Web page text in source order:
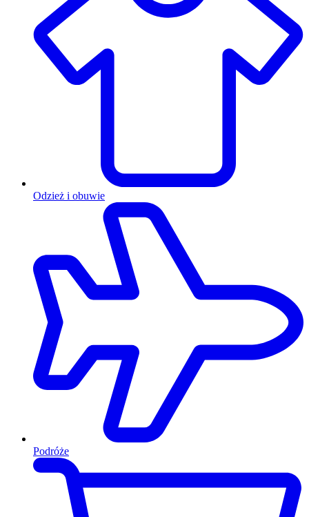
Odzież i obuwie
Podróże